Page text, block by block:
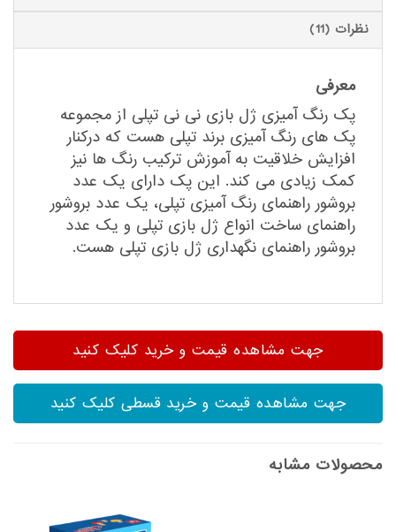
نظرات (11)
معرفی
پک رنگ آمیزی ژل بازی نی نی تپلی از مجموعه
پک های رنگ آمیزی برند تپلی هست که درکنار
افزایش خلاقیت به آموزش ترکیب رنگ ها نیز
کمک زیادی می کند. این پک دارای یک عدد
بروشور راهنمای رنگ آمیزی تپلی، یک عدد بروشور
راهنمای ساخت انواع ژل بازی تپلی و یک عدد
بروشور راهنمای نگهداری ژل بازی تپلی هست.
جهت مشاهده قیمت و خرید کلیک کنید
جهت مشاهده قیمت و خرید قسطی کلیک کنید
محصولات مشابه